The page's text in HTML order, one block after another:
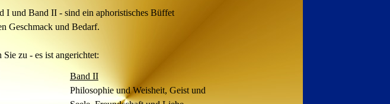
I und Band II - sind ein aphoristisches Büffet
Geschmack und Bedarf.
Sie zu - es ist angerichtet:
Band II
Philosophie und Weisheit, Geist und